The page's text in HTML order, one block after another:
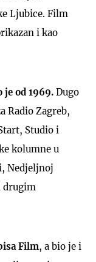
Ljubice. Film
i kao
je od 1969. Dugo
Radio Zagreb,
Studio i
kolumne u
Nedjeljnoj
drugim
Film, a bio je i